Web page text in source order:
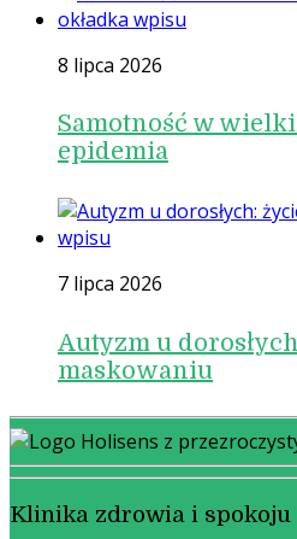
8 lipca 2026
Samotność w
epidemia
7 lipca 2026
Autyzm u
maskowaniu
Klinika zdrowia i spokoju